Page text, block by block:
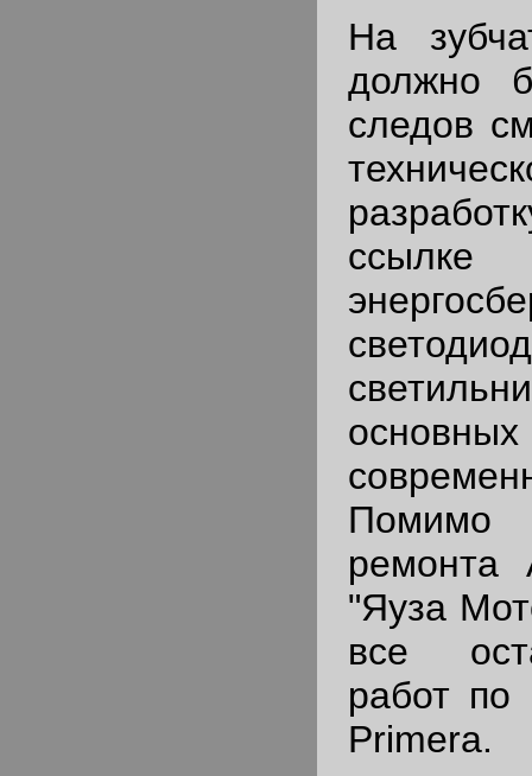
На
должно
следов
ссылке
Помимо
ремонта
"Яуза
все
работ по
Primera.